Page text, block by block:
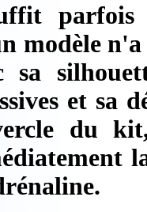
parfois
modèle
sa
et sa
du